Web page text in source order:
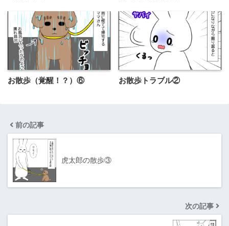
お散歩（覚醒！？）⑥ お散歩トラブル②
前の記事
虎太郎の散歩③
次の記事